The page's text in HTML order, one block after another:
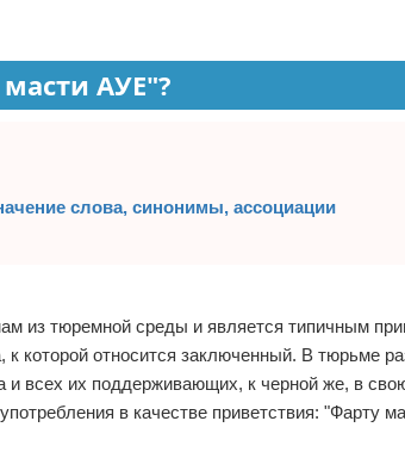
АУЕ"?
слова, синонимы, ассоциации
из тюремной среды и является типичным
к которой относится заключенный. В тюрьме
и всех их поддерживающих, к черной же, в
в качестве приветствия: "Фарту